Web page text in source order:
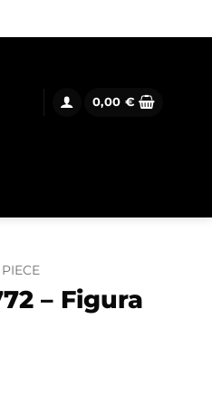
0,00 €
– Figura